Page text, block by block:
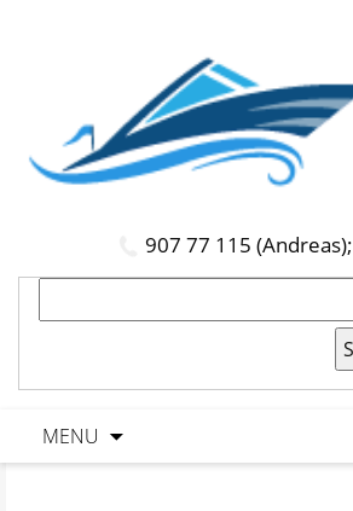
907 77 115 (Andreas);
MENU